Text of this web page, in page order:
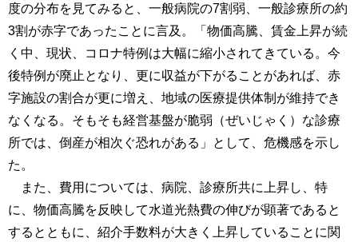
度の分布を見てみると、一般病院の7割弱、一般診療所の約
3割が赤字であったことに言及。「物価高騰、賃金上昇が続
く中、現状、コロナ特例は大幅に縮小されてきている。今
後特例が廃止となり、更に収益が下がることがあれば、赤
字施設の割合が更に増え、地域の医療提供体制が維持でき
なくなる。そもそも経営基盤が脆弱（ぜいじゃく）な診療
所では、倒産が相次ぐ恐れがある」として、危機感を示し
た。
また、費用については、病院、診療所共に上昇し、特
に、物価高騰を反映して水道光熱費の伸びが顕著であると
するとともに、紹介手数料が大きく上昇していることに関